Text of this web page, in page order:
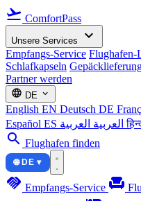
flight_takeoff ComfortPass
Unsere Services expand_more
Empfangs-Service Flughafen-
Schlafkapseln
Partner werden
language DE expand_more
English EN Deutsch DE
Español ES العربية العربية
search Flughafen finden
🌐 DE ▾
handshake Empfangs-Service chair